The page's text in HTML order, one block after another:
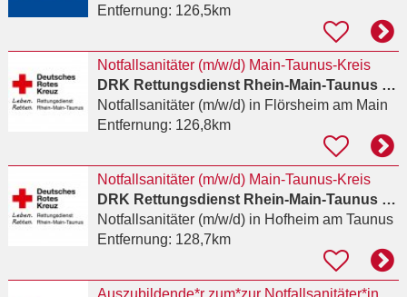
Entfernung: 126,5km
Notfallsanitäter (m/w/d) Main-Taunus-Kreis
DRK Rettungsdienst Rhein-Main-Taunus gGmbH
Notfallsanitäter (m/w/d)in Flörsheim am Main
Entfernung: 126,8km
Notfallsanitäter (m/w/d) Main-Taunus-Kreis
DRK Rettungsdienst Rhein-Main-Taunus gGmbH
Notfallsanitäter (m/w/d)in Hofheim am Taunus
Entfernung: 128,7km